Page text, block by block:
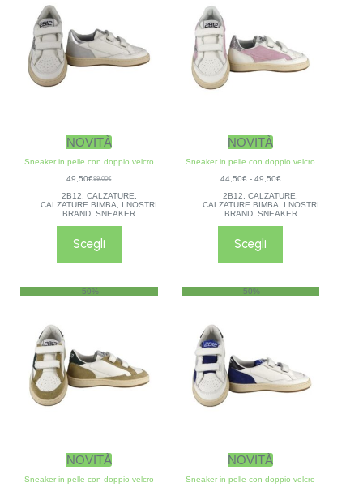
NOVITÀ
Sneaker in pelle con doppio velcro
99,00€
49,50€
2B12
CALZATURE
CALZATURE BIMBA
I NOSTRI
BRAND ,SNEAKER
Scegli
NOVITÀ
Sneaker in pelle con doppio velcro
44,50€ - 49,50€
2B12
,CALZATURE
CALZATURE BIMBA
I NOSTRI
BRAND, SNEAKER
Scegli
-50%
NOVITÀ
Sneaker in pelle con doppio velcro
-50%
NOVITÀ
Sneaker in pelle con doppio velcro